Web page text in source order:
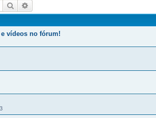
Pesquisar
vídeos no fórum!